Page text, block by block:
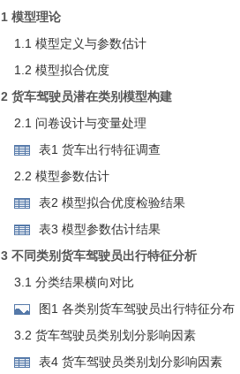
1 模型理论
1.1 模型定义与参数估计
1.2 模型拟合优度
2 货车驾驶员潜在类别模型构建
2.1 问卷设计与变量处理
表1 货车出行特征调查
2.2 模型参数估计
表2 模型拟合优度检验结果
表3 模型参数估计结果
3 不同类别货车驾驶员出行特征分析
3.1 分类结果横向对比
图1 各类别货车驾驶员出行特征分布
3.2 货车驾驶员类别划分影响因素
表4 货车驾驶员类别划分影响因素